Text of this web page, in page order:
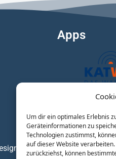
Um dir ein optimales Erlebnis
Geräteinformationen zu
Technologien zustimmst,
auf dieser Website
zurückziehst, können
Apps
Hödl